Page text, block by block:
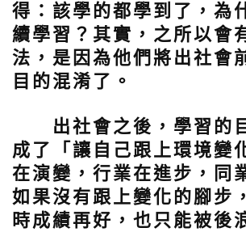
得：該學的都學到了，為
續學習？其實，之所以會
法，是因為他們將出社會
目的混淆了。
出社會之後，學習的
成了「讓自己跟上環境變
在演變，行業在進步，同
如果沒有跟上變化的腳步
時成績再好，也只能被後